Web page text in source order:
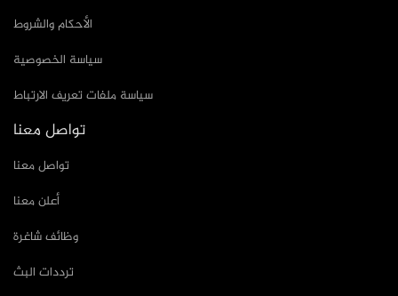
الأحكام والشروط
سياسة الخصوصية
سياسة ملفات تعريف الارتباط
تواصل معنا
تواصل معنا
أعلن معنا
وظائف شاغرة
ترددات البث